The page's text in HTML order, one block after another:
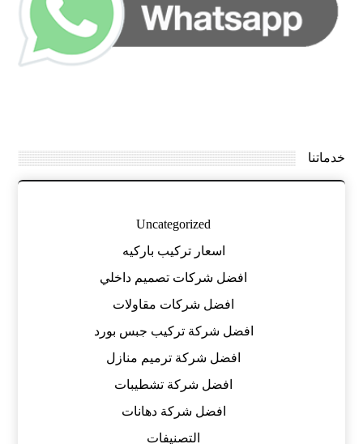
خدماتنا
Uncategorized
اسعار تركيب باركيه
افضل شركات تصميم داخلي
افضل شركات مقاولات
افضل شركة تركيب جبس بورد
افضل شركة ترميم منازل
افضل شركة تشطيبات
افضل شركة دهانات
التصنيفات